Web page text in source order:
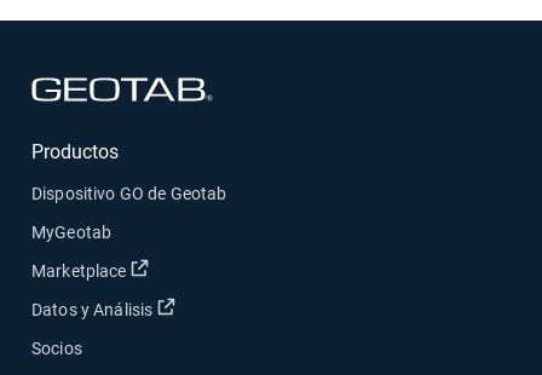
Productos
Dispositivo GO de Geotab
MyGeotab
Marketplace
Abrir en una nueva ventana
Datos y Análisis Abrir en una nueva ventana
Socios